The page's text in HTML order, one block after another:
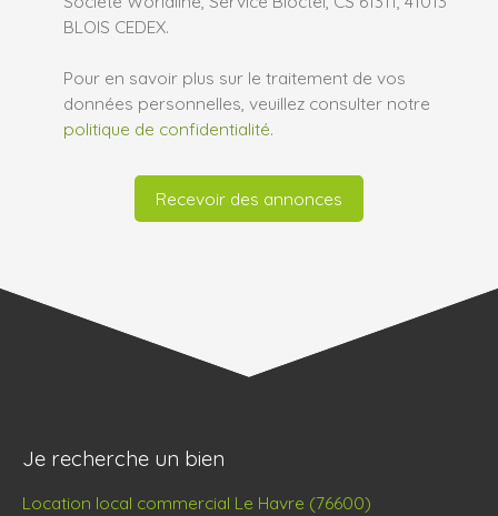
BLOIS CEDEX.
Pour en savoir plus sur le traitement de vos
données personnelles, veuillez consulter notre
politique de confidentialité.
Recevoir des annonces
Je recherche un bien
Location local commercial Le Havre (76600)